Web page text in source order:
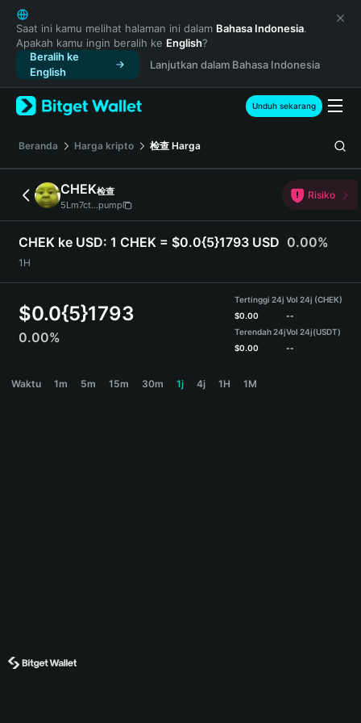
English
日本語
Tiếng Việt
Русский
Español (Latinoamérica)
Türkçe
Français
Deutsch
简体中文
繁體中文
Português (Portugal)
Bahasa Indonesia
ภาษาไทย
हिन्दी
Español
Português (Brasil)
Saat ini kamu melihat halaman ini dalam Bahasa Indonesia.
Apakah kamu ingin beralih ke English?
Beralih ke
English
Lanjutkan dalam Bahasa Indonesia
Unduh sekarang
Beranda Harga kripto 检查 Harga
CHEK检查
5Lm7ct...pump
Risiko
CHEK ke USD: 1 CHEK = $0.0{5}1793 USD 0.00%
1H
$0.0{5}1793
0.00%
Tertinggi 24j
$0.00
Terendah 24j
$0.00
Vol 24j (CHEK)
--
Vol 24j(USDT)
--
Waktu 1m 5m 15m 30m 1j 4j 1H 1M